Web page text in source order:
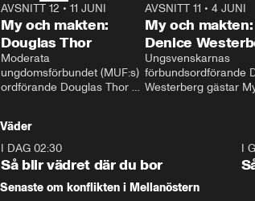
26:27
AVSNITT 12 • 11 JUNI
My och makten:
Douglas Thor
Moderata
ungdomsförbundet (MUF:s)
ordförande Douglas Thor
tonårsutvisningarna och hur
Moderaterna ska locka
väljare till valet i höst.
AVSNITT 11 •4 JUNI
My och makten:
Denice
Ungsvenskarnas
förbundsordförande
Westerberg gästar
Väder
I DAG 02:30
Så blir vädret där du bor
I
Senaste om konflikten i Mellanöstern